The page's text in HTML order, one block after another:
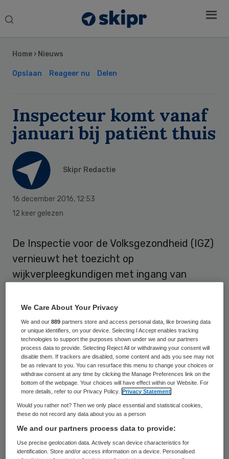
Search
Home › Nieuws
Opslaan Reageer nu Delen
Inspecteur komt vanaf
januari bij patiënt thuis
Skipr Redactie
16 december 2016, 12:53
12 keer gelezen
De Inspectie voor de Volksgezondheid (IGZ)
vernieuwt het toezicht op
wijkverpleegkundigen met ingang van
cliënten thuis en gaat met de cliënt,
wijkverpleegkundige en
thuiszorgorganisatie in gesprek over de
geleverde zorg.
Mensen blijven langer thuis wonen, ook als
zij intensieve zorg en ondersteuning nodig
hebben. Daarnaast worden mensen minder
snel opgenomen in een zorginstelling of
ziekenhuis en gaan na een opname sneller
naar huis. Om aan te sluiten bij de
Sidebar
We Care About Your Privacy
We and our889 partners store and access personal data, like browsing data
or unique identifiers, on your device. Selecting I Accept enables tracking
technologies to support the purposes shown under we and our partners
process data to provide. Selecting Reject All or withdrawing your consent will
disable them. If trackers are disabled, some content and ads you see may not
be as relevant to you. You can resurface this menu to change your choices or
withdraw consent at any time by clicking the Manage Preferences link on the
bottom of the webpage. Your choices will have effect within our Website. For
more details, refer to our Privacy Policy.
Privacy Statement
Would you rather not? Then we only place essential and statistical cookies,
these do not record any data about you as a person
We and our partners process data to provide:
Use precise geolocation data. Actively scan device characteristics for
identification. Store and/or access information on a device. Personalised